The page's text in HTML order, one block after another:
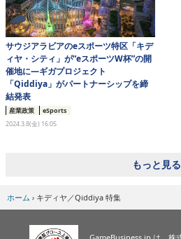
サウジアラビアのeスポーツ特区「キデ
ィヤ・シティ」が“eスポーツW杯”の開
催地に―ギガプロジェクト
「Qiddiya」がパートナーシップを締
結発表
産業政策
eSports
2024.3.8(金) 16:05
もっと見る
ホーム › キディヤ／Qiddiya 特集